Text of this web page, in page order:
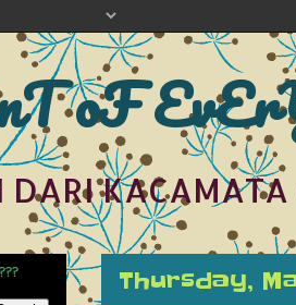
oF
DARI KACAMATA
Thursday,